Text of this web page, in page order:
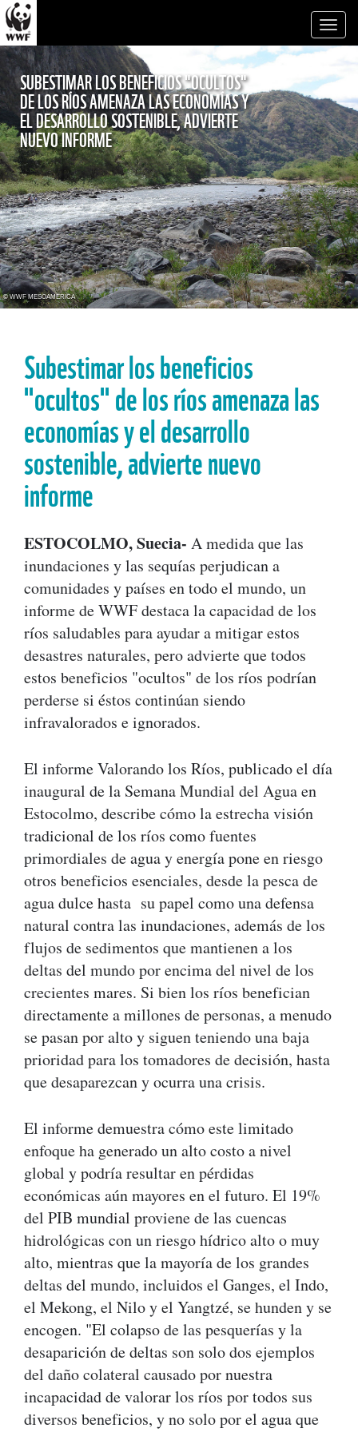
SUBESTIMAR LOS BENEFICIOS "OCULTOS"
DE LOS RÍOS AMENAZA LAS ECONOMÍAS Y
EL DESARROLLO SOSTENIBLE, ADVIERTE
NUEVO INFORME
© WWF MESOAMERICA
Subestimar los beneficios
"ocultos" de los ríos amenaza las
economías y el desarrollo
sostenible, advierte nuevo
informe
ESTOCOLMO, Suecia- A medida que las
inundaciones y las sequías perjudican a
comunidades y países en todo el mundo, un
informe de WWF destaca la capacidad de los
ríos saludables para ayudar a mitigar estos
desastres naturales, pero advierte que todos
estos beneficios "ocultos" de los ríos podrían
perderse si éstos continúan siendo
infravalorados e ignorados.
El informe Valorando los Ríos, publicado el día
inaugural de la Semana Mundial del Agua en
Estocolmo, describe cómo la estrecha visión
tradicional de los ríos como fuentes
primordiales de agua y energía pone en riesgo
otros beneficios esenciales, desde la pesca de
agua dulce hasta su papel como una defensa
natural contra las inundaciones, además de los
flujos de sedimentos que mantienen a los
deltas del mundo por encima del nivel de los
crecientes mares. Si bien los ríos benefician
directamente a millones de personas, a menudo
se pasan por alto y siguen teniendo una baja
prioridad para los tomadores de decisión, hasta
que desaparezcan y ocurra una crisis.
El informe demuestra cómo este limitado
enfoque ha generado un alto costo a nivel
global y podría resultar en pérdidas
económicas aún mayores en el futuro. El 19%
del PIB mundial proviene de las cuencas
hidrológicas con un riesgo hídrico alto o muy
alto, mientras que la mayoría de los grandes
deltas del mundo, incluidos el Ganges, el Indo,
el Mekong, el Nilo y el Yangtzé, se hunden y se
encogen. "El colapso de las pesquerías y la
desaparición de deltas son solo dos ejemplos
del daño colateral causado por nuestra
incapacidad de valorar los ríos por todos sus
diversos beneficios, y no solo por el agua que